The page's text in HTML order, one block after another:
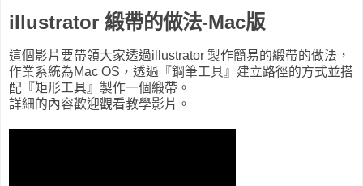
illustrator 緞帶的做法-Mac版
這個影片要帶領大家透過illustrator 製作簡易的緞帶的做法，
作業系統為Mac OS，透過『鋼筆工具』建立路徑的方式並搭
配『矩形工具』製作一個緞帶。
詳細的內容歡迎觀看教學影片。